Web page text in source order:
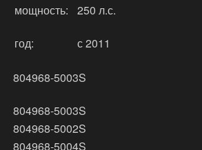
мощность: 250 л.с.
год: с 2011
804968-5003S
804968-5003S
804968-5002S
804968-5004S